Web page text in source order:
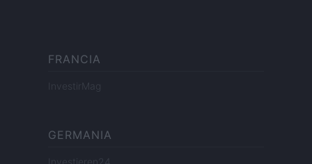
FRANCIA
InvestirMag
GERMANIA